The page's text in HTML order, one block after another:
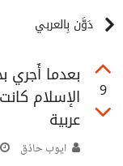
دَوَّن بِالعربي
9
بعدما أُجري
الإسلام
عربية
ايوب حاذق